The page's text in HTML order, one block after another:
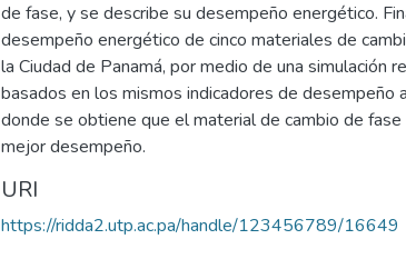
de fase, y se describe su desempeño energético.
desempeño energético de cinco materiales de
la Ciudad de Panamá, por medio de una simulación
basados en los mismos indicadores de desempeño
donde se obtiene que el material de cambio de
mejor desempeño.
URI
https://ridda2.utp.ac.pa/handle/123456789/16649